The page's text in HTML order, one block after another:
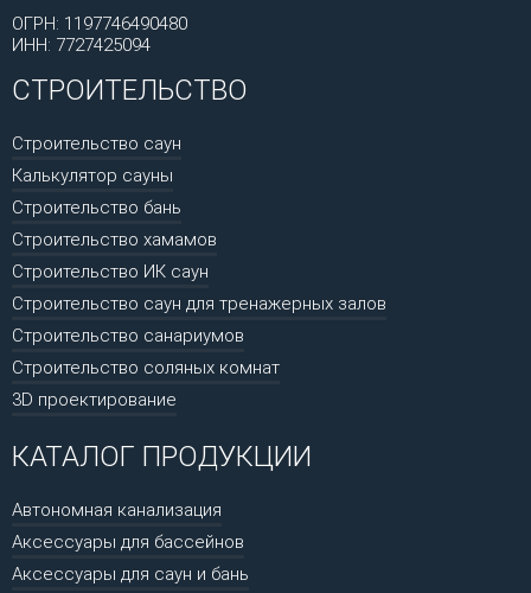
ОГРН: 1197746490480
ИНН: 7727425094
СТРОИТЕЛЬСТВО
Строительство саун
Калькулятор сауны
Строительство бань
Строительство хамамов
Строительство ИК саун
Строительство саун для тренажерных залов
Строительство санариумов
Строительство соляных комнат
3D проектирование
КАТАЛОГ ПРОДУКЦИИ
Автономная канализация
Аксессуары для бассейнов
Аксессуары для саун и бань